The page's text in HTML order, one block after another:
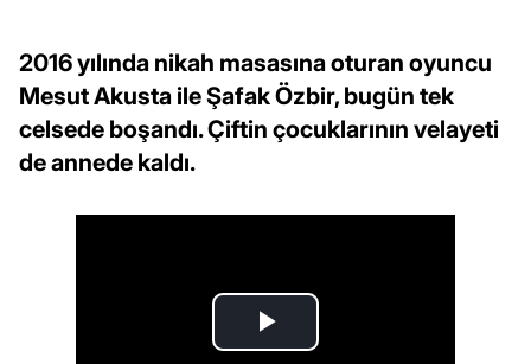
2016 yılında nikah masasına oturan oyuncu
Mesut Akusta ile Şafak Özbir, bugün tek
celsede boşandı. Çiftin çocuklarının velayeti
de annede kaldı.